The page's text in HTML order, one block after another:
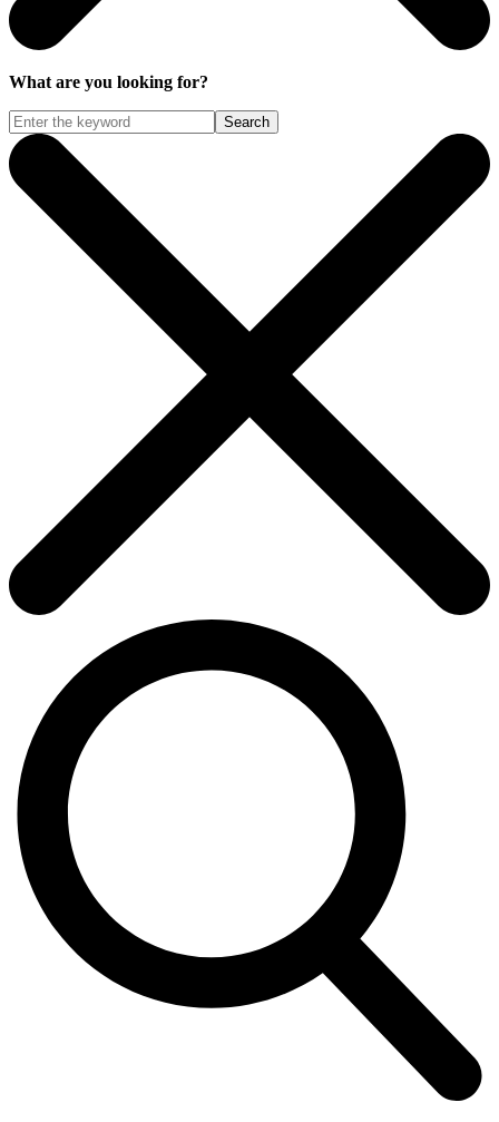
What are you looking for?
Search